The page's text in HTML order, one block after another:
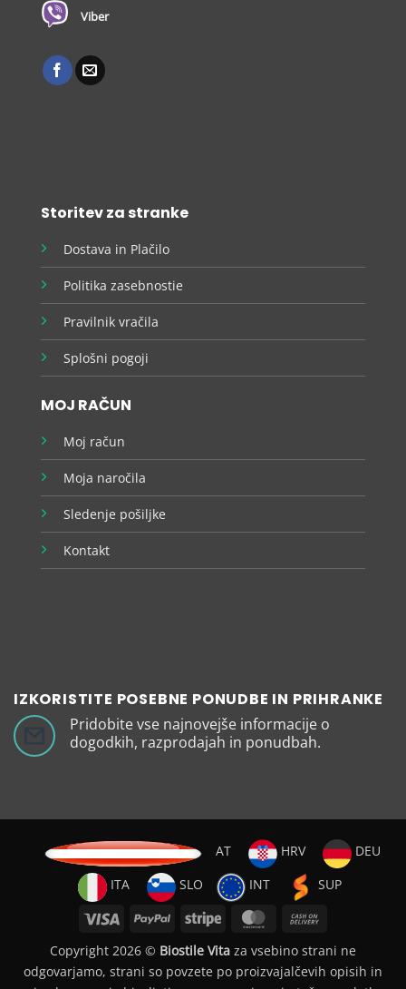
Viber
Storitev za stranke
Dostava in Plačilo
Politika zasebnostie
Pravilnik vračila
Splošni pogoji
MOJ RAČUN
Moj račun
Moja naročila
Sledenje pošiljke
Kontakt
IZKORISTITE POSEBNE PONUDBE IN PRIHRANKE
Pridobite vse najnovejše informacije o
dogodkih, razprodajah in ponudbah.
AT HRV
DEU
ITA
SLO INT
SUP
Visa
PayPal Stripe MasterCard
Delivery
Copyright 2026 © Biostile Vita za vsebino strani ne
odgovarjamo, strani so povzete po proizvajalčevih opisih in